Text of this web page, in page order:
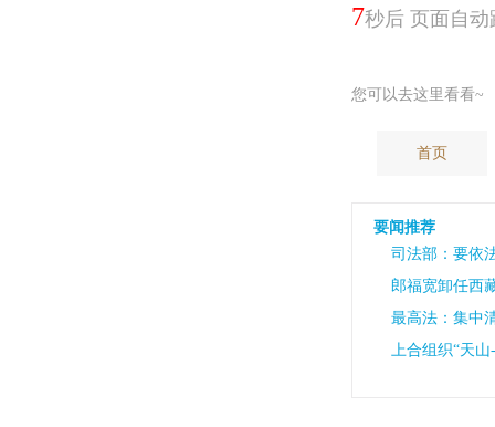
7秒后 页面自动
您可以去这里看看~
首页
要闻推荐
司法部：要依
郎福宽卸任西
最高法：集中
上合组织“天